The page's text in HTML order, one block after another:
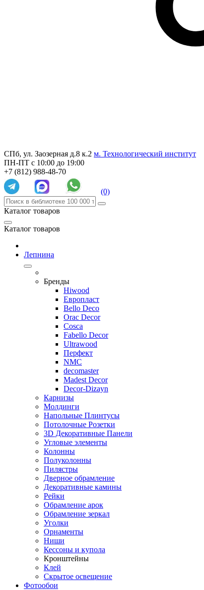
СПб, ул. Заозерная д.8 к.2 м. Технологический институт
ПН-ПТ с 10:00 до 19:00
+7 (812) 988-48-70
(0)
Каталог товаров
Каталог товаров
Лепнина
Бренды
Hiwood
Европласт
Bello Deco
Orac Decor
Cosca
Fabello Decor
Ultrawood
Перфект
NMC
decomaster
Madest Decor
Decor-Dizayn
Карнизы
Молдинги
Напольные Плинтусы
Потолочные Розетки
3D Декоративные Панели
Угловые элементы
Колонны
Полуколонны
Пилястры
Дверное обрамление
Декоративные камины
Рейки
Обрамление арок
Обрамление зеркал
Уголки
Орнаменты
Ниши
Кессоны и купола
Кронштейны
Клей
Скрытое освещение
Фотообои